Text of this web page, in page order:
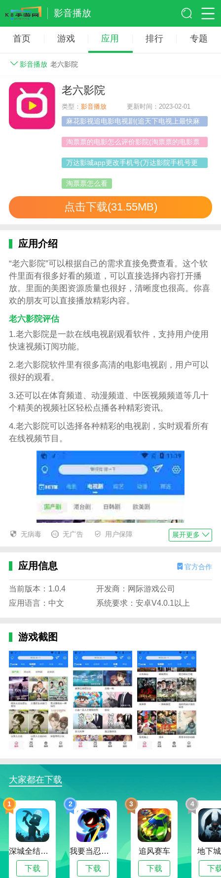
影音播放
首页 游戏 应用 排行 专题
影音播放 老六影院
老六影院
类型：影音播放 更新时间：2023-02-01
麻花影视追电影电视剧(追天下电视上最快麻
淘票票的电影怎么评价影院(淘票票的电影票
万达影城app更改手机号(万达影院手机号更
淘票票怎么看
点击下载(31.55MB)
应用介绍
“老六影院”可以根据自己的需求直接免费查看。这个软
件里面有很多好看的频道，可以直接选择内容打开播
放。里面的美图资源质量也很好，清晰度也很高。你喜
欢的朋友可以直接播放精彩内容。
老六影院评估
1.老六影院是一款在线电视剧观看软件，支持用户使用
快速视频订阅功能。
2.老六影院软件里有很多高清的电影电视剧，用户可以
很好的观看。
3.还可以在体育频道、动漫频道、中医视频频道等几十
个精美的视频社区轻松点播各种精彩资讯。
4.老六影院可以选择各种精彩的电视剧，实时观看所有
在线视频节目。
老六影院优势
1.如果你喜欢这个视频软件，请下载到手机上！是一款
1080优质资源。
2.可以随意切换超清画质的海量资源，连接WiFi网络时
老六影院可以智能切换调整视频画面。
3.用户可以在看电影的同时每秒播放资源。在深夜观看
视频时，他们还可以通过使用开关灯功能来挑战不同的
视频主题和背景。
老六影院描述
1.用户可以在选择视频时将截图保存到本地手机。可以
无病毒 无广告 用户保障 展开更多
应用信息 官方合作
当前版本：1.0.4
开发商：网际游戏公司
应用语言：中文
系统要求：安卓V4.0.1以上
游戏截图
大家都在下载
1
深城全结局解锁版
下载
2
我要当忍者无限金币版
下载
3
追风赛车
下载
4
地下
下